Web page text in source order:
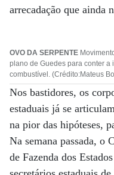
arrecadação que ainda
OVO DA SERPENTE
plano de Guedes para conter a
combustível. (Crédito:Mateus
Nos bastidores, os
estaduais já se
na pior das hipóteses,
Na semana passada, o
de Fazenda dos